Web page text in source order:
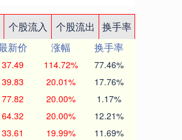
个股流入 个股流出
换手率
新价 涨幅
换手率
37.49 114.72% 77.46%
39.83 20.01% 17.76%
77.82 20.00% 1.17%
64.32 20.00% 12.21%
33.61 19.99% 11.69%